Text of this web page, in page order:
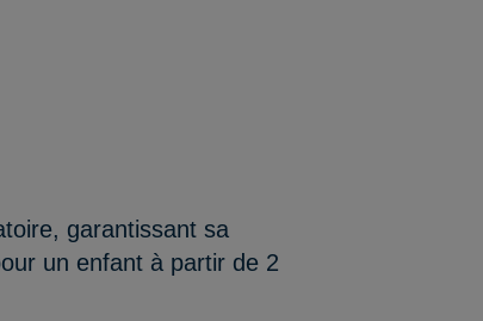
garantissant sa
un enfant à partir de 2